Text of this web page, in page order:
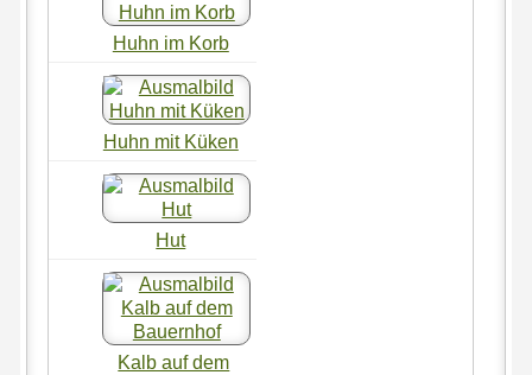
Huhn im Korb
Huhn mit Küken
Hut
Kalb auf dem